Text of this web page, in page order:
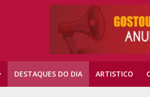
DESTAQUES DO DIA ARTISTICO